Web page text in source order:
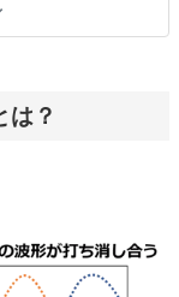
は？